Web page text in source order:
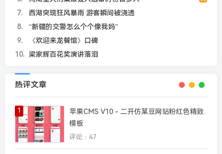
7
西湖突现狂风暴雨 游客瞬间被浇透
8
“新疆的交警怎么个个像我妈”
9
《欢迎来龙餐馆》口碑
10
梁家辉百花奖演讲落泪
热评文章
1
苹果CMS V10 - 二开仿某豆网站粉红色精致
模板
评论：47